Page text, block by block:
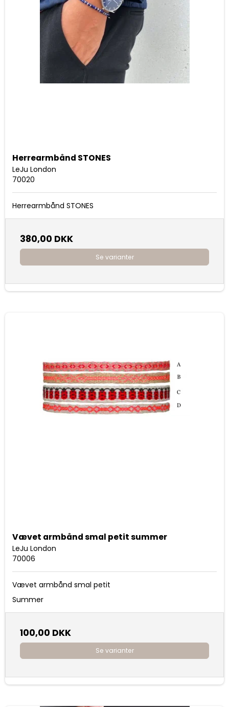
Herrearmbånd STONES
LeJu London
70020
Herrearmbånd STONES
380,00 DKK
Se varianter
Vævet armbånd smal petit summer
LeJu London
70006
Vævet armbånd smal petit
Summer
100,00 DKK
Se varianter